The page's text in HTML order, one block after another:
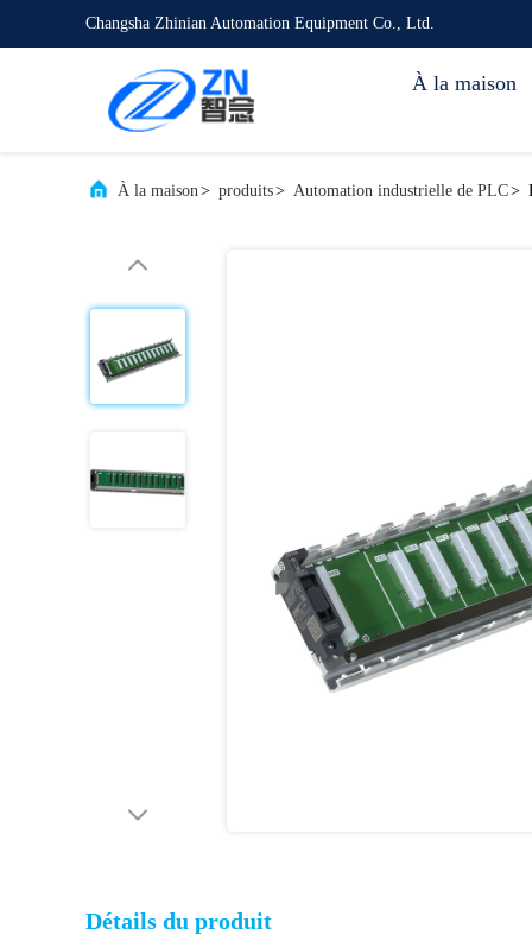
Changsha Zhinian Automation Equipment Co., Ltd.
À la maison
À la maison> produits> Automation industrielle de PLC>
Détails du produit